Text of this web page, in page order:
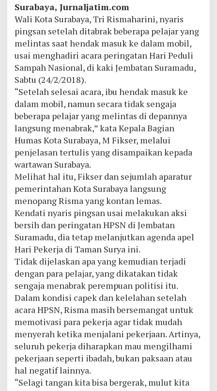
Surabaya, Jurnaljatim.com
Wali Kota Surabaya, Tri Rismaharini, nyaris
pingsan setelah ditabrak beberapa pelajar yang
melintas saat hendak masuk ke dalam mobil,
usai menghadiri acara peringatan Hari Peduli
Sampah Nasional, di kaki Jembatan Suramadu,
Sabtu (24/2/2018).
“Setelah selesai acara, ibu hendak masuk ke
dalam mobil, namun secara tidak sengaja
beberapa pelajar yang melintas di depannya
langsung menabrak,” kata Kepala Bagian
Humas Kota Surabaya, M Fikser, melalui
penjelasan tertulis yang disampaikan kepada
wartawan Surabaya.
Melihat hal itu, Fikser dan sejumlah aparatur
pemerintahan Kota Surabaya langsung
menopang Risma yang kontan lemas.
Kendati nyaris pingsan usai melakukan aksi
bersih dan peringatan HPSN di Jembatan
Suramadu, dia tetap melanjutkan agenda apel
Hari Pekerja di Taman Surya ini.
Tidak dijelaskan apa yang kemudian terjadi
dengan para pelajar, yang dikatakan tidak
sengaja menabrak perempuan politisi itu.
Dalam kondisi capek dan kelelahan setelah
acara HPSN, Risma masih bersemangat untuk
memotivasi para pekerja agar tidak mudah
menyerah ketika menjalani pekerjaan. Artinya,
seluruh pekerja diharapkan mau mengilhami
pekerjaan seperti ibadah, bukan paksaan atau
hal negatif lainnya.
“Selagi tangan kita bisa bergerak, mulut kita